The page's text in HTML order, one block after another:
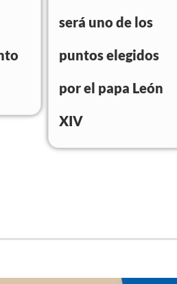
será uno de los
puntos elegidos
por el papa León
XIV